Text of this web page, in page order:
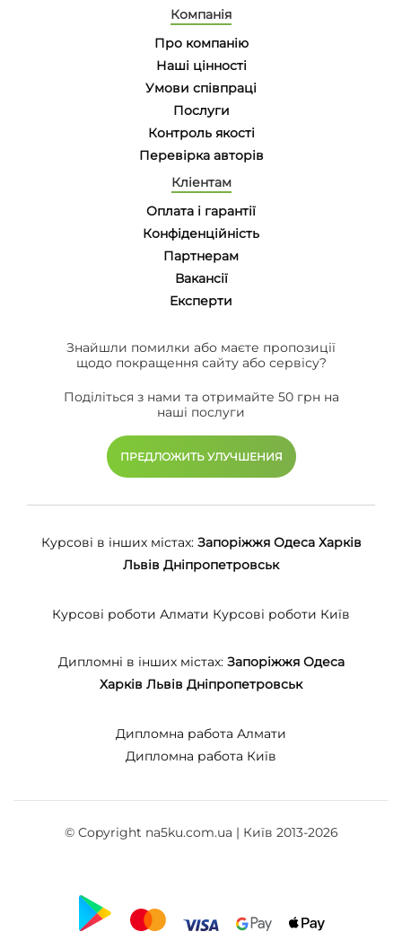
Компанія
Про компанію
Наші цінності
Умови співпраці
Послуги
Контроль якості
Перевірка авторів
Кліентам
Оплата і гарантії
Конфіденційність
Партнерам
Вакансії
Eксперти
Знайшли помилки або маєте пропозиції
щодо покращення сайту або сервісу?
Поділіться з нами та отримайте 50 грн на
наші послуги
ПРЕДЛОЖИТЬ УЛУЧШЕНИЯ
Курсові в інших містах: Запоріжжя Одеса Харків
Львів Дніпропетровськ
Курсові роботи Алмати Курсові роботи Київ
Дипломні в інших містах: Запоріжжя Одеса
Харків Львів Дніпропетровськ
Дипломна работа Алмати
Дипломна работа Київ
© Copyright na5ku.com.ua | Київ 2013-2026